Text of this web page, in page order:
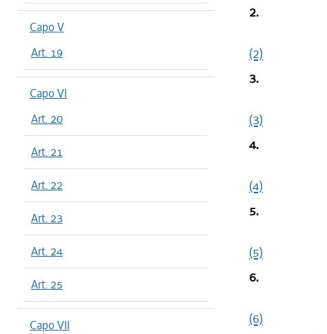
Capo V
Art. 19
Capo VI
Art. 20
Art. 21
Art. 22
Art. 23
Art. 24
Art. 25
Capo VII
2.
(2)
3.
(3)
4.
(4)
5.
(5)
6.
(6)